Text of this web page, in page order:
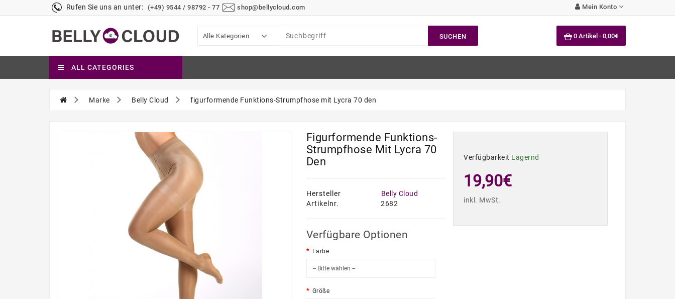
Rufen Sie uns an unter: (+49) 9544 / 98792 - 77 shop@bellycloud.com Mein Konto
Alle Kategorien SUCHEN 0 Artikel - 0,00€
ALL CATEGORIES
Marke Belly Cloud figurformende Funktions-Strumpfhose mit Lycra 70 den
Figurformende Funktions-
Strumpfhose Mit Lycra 70
Den
Hersteller
Belly Cloud
Artikelnr.
2682
Verfügbare Optionen
Farbe
Größe
Verfügbarkeit Lagernd
19,90€
inkl. MwSt.